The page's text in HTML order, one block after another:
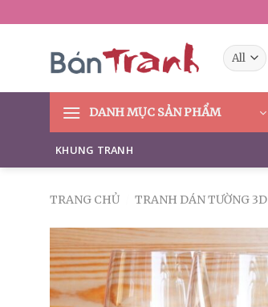
to
DANH MỤC SẢN PHẨM
KHUNG TRANH
TRANG CHỦ TRANH DÁN TƯỜNG 3D